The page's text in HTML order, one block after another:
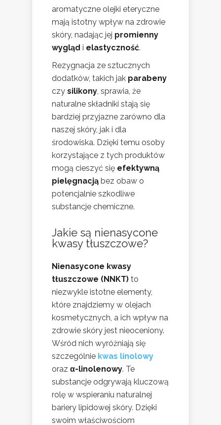
aromatyczne olejki eteryczne
mają istotny wpływ na zdrowie
skóry, nadając jej promienny
wygląd i elastyczność.
Rezygnacja ze sztucznych
dodatków, takich jak parabeny
czy silikony, sprawia, że
naturalne składniki stają się
bardziej przyjazne zarówno dla
naszej skóry, jak i dla
środowiska. Dzięki temu osoby
korzystające z tych produktów
mogą cieszyć się efektywną
pielęgnacją bez obaw o
potencjalnie szkodliwe
substancje chemiczne.
Jakie są nienasycone
kwasy tłuszczowe?
Nienasycone kwasy
tłuszczowe (NNKT) to
niezwykle istotne elementy,
które znajdziemy w olejach
kosmetycznych, a ich wpływ na
zdrowie skóry jest nieoceniony.
Wśród nich wyróżniają się
szczególnie kwas linolowy
oraz α-linolenowy. Te
substancje odgrywają kluczową
rolę w wspieraniu naturalnej
bariery lipidowej skóry. Dzięki
swoim właściwościom